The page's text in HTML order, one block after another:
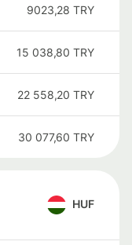
9023,28 TRY
15 038,80 TRY
22 558,20 TRY
30 077,60 TRY
HUF